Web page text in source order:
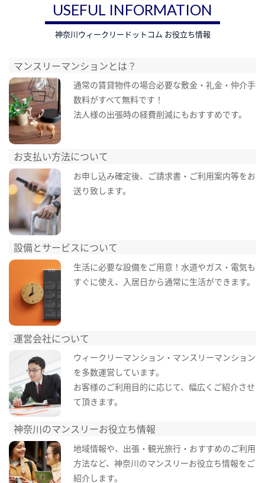
USEFUL INFORMATION
神奈川ウィークリードットコム お役立ち情報
マンスリーマンションとは？
通常の賃貸物件の場合必要な敷金・礼金・仲介手
数料がすべて無料です！
法人様の出張時の経費削減にもおすすめです。
お支払い方法について
お申し込み確定後、ご請求書・ご利用案内等をお
送り致します。
設備とサービスについて
生活に必要な設備をご用意！水道やガス・電気も
すぐに使え、入居日から通常に生活ができます。
運営会社について
ウィークリーマンション・マンスリーマンション
を多数運営しています。
お客様のご利用目的に応じて、幅広くご紹介させ
て頂きます。
神奈川のマンスリーお役立ち情報
地域情報や、出張・観光旅行・おすすめのご利用
方法など、神奈川のマンスリーお役立ち情報をご
紹介します。